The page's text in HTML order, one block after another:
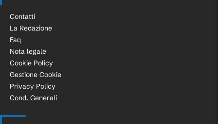
Contatti
La Redazione
Faq
Nota legale
Cookie Policy
Gestione Cookie
Privacy Policy
Cond. Generali